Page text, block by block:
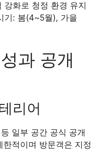
강화로 청정 환경 유지
기: 봄(4~5월), 가을
과 공개
리어
일부 공간 공식 공개
한적이며 방문객은 지정